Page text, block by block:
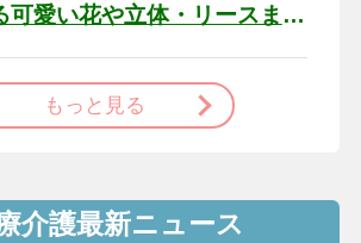
可愛い花や立体・リースま
もっと見る
介護最新ニュース